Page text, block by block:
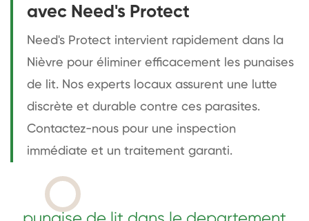
avec Need's Protect
Need's Protect intervient rapidement dans la
Nièvre pour éliminer efficacement les punaises
de lit. Nos experts locaux assurent une lutte
discrète et durable contre ces parasites.
Contactez-nous pour une inspection
immédiate et un traitement garanti.